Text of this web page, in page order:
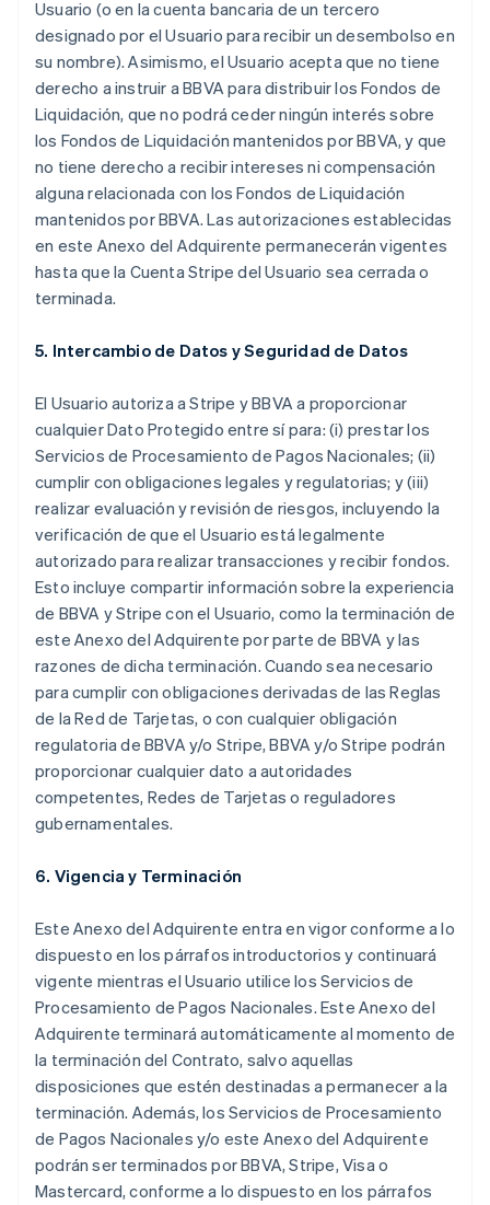
Usuario (o en la cuenta bancaria de un tercero
designado por el Usuario para recibir un desembolso en
su nombre). Asimismo, el Usuario acepta que no tiene
derecho a instruir a BBVA para distribuir los Fondos de
Liquidación, que no podrá ceder ningún interés sobre
los Fondos de Liquidación mantenidos por BBVA, y que
no tiene derecho a recibir intereses ni compensación
alguna relacionada con los Fondos de Liquidación
mantenidos por BBVA. Las autorizaciones establecidas
en este Anexo del Adquirente permanecerán vigentes
hasta que la Cuenta Stripe del Usuario sea cerrada o
terminada.
5. Intercambio de Datos y Seguridad de Datos
El Usuario autoriza a Stripe y BBVA a proporcionar
cualquier Dato Protegido entre sí para: (i) prestar los
Servicios de Procesamiento de Pagos Nacionales; (ii)
cumplir con obligaciones legales y regulatorias; y (iii)
realizar evaluación y revisión de riesgos, incluyendo la
verificación de que el Usuario está legalmente
autorizado para realizar transacciones y recibir fondos.
Esto incluye compartir información sobre la experiencia
de BBVA y Stripe con el Usuario, como la terminación de
este Anexo del Adquirente por parte de BBVA y las
razones de dicha terminación. Cuando sea necesario
para cumplir con obligaciones derivadas de las Reglas
de la Red de Tarjetas, o con cualquier obligación
regulatoria de BBVA y/o Stripe, BBVA y/o Stripe podrán
proporcionar cualquier dato a autoridades
competentes, Redes de Tarjetas o reguladores
gubernamentales.
6. Vigencia y Terminación
Este Anexo del Adquirente entra en vigor conforme a lo
dispuesto en los párrafos introductorios y continuará
vigente mientras el Usuario utilice los Servicios de
Procesamiento de Pagos Nacionales. Este Anexo del
Adquirente terminará automáticamente al momento de
la terminación del Contrato, salvo aquellas
disposiciones que estén destinadas a permanecer a la
terminación. Además, los Servicios de Procesamiento
de Pagos Nacionales y/o este Anexo del Adquirente
podrán ser terminados por BBVA, Stripe, Visa o
Mastercard, conforme a lo dispuesto en los párrafos